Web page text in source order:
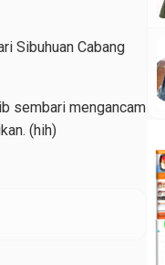
Sibuhuan Cabang
sembari mengancam
(hih)